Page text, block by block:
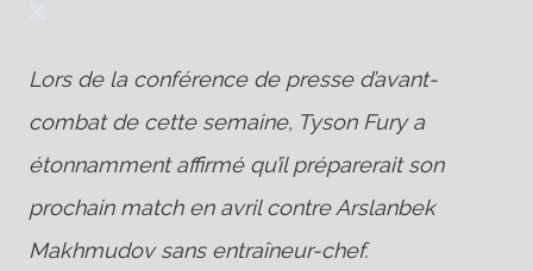
Lors de la conférence de presse d’avant-
combat de cette semaine, Tyson Fury a
étonnamment affirmé qu’il préparerait son
prochain match en avril contre Arslanbek
Makhmudov sans entraîneur-chef.